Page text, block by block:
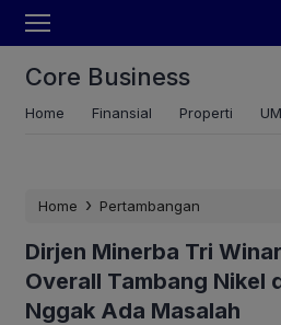
Core Business
Home Finansial Properti
Home › Pertambangan
Dirjen Minerba Tri
Overall Tambang Nikel
Nggak Ada Masalah